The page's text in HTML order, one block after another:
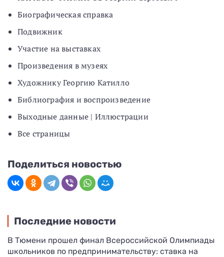
Биографическая справка
Подвижник
Участие на выставках
Произведения в музеях
Художнику Георгию Катилло
Библиография и воспроизведение
Выходные данные | Иллюстрации
Все страницы
Поделиться новостью
Последние новости
В Тюмени прошел финал Всероссийской Олимпиады
школьников по предпринимательству: ставка на